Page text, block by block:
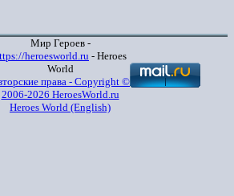
Мир Героев -
heroesworld.ru - Heroes
World
права - Copyright ©
2006-2026 HeroesWorld.ru
Heroes World (English)